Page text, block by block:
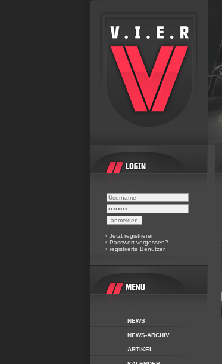
• Jetzt registrieren
• Passwort vergessen?
• registrierte Benutzer
NEWS
NEWS-ARCHIV
ARTIKEL